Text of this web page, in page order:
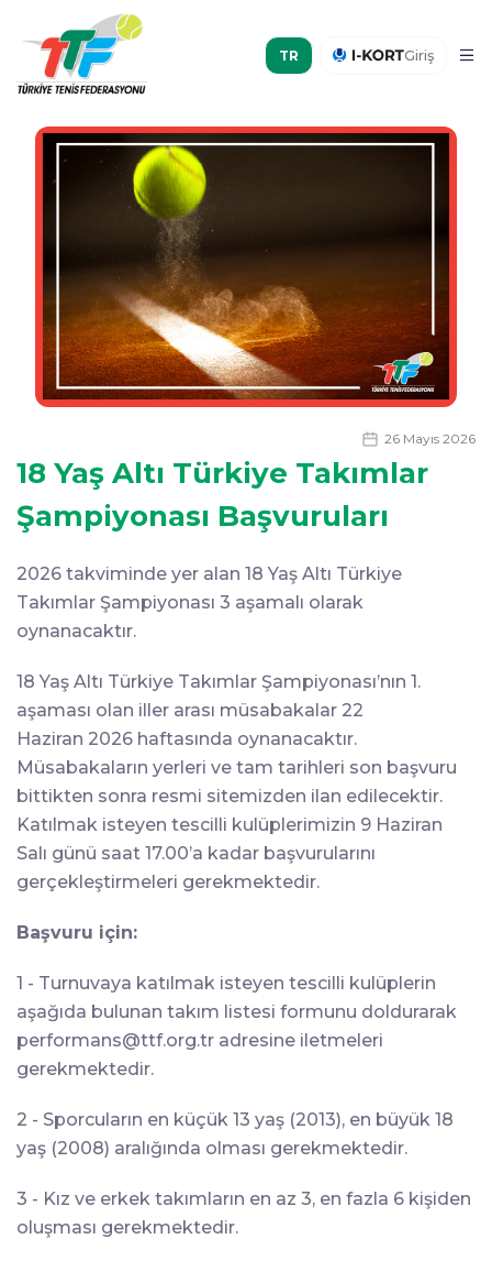
Giriş
26 Mayıs 2026
18 Yaş Altı Türkiye Takımlar
Şampiyonası Başvuruları
2026 takviminde yer alan 18 Yaş Altı Türkiye
Takımlar Şampiyonası 3 aşamalı olarak
oynanacaktır.
18 Yaş Altı Türkiye Takımlar Şampiyonası’nın 1.
aşaması olan iller arası müsabakalar 22
Haziran 2026 haftasında oynanacaktır.
Müsabakaların yerleri ve tam tarihleri son başvuru
bittikten sonra resmi sitemizden ilan edilecektir.
Katılmak isteyen tescilli kulüplerimizin 9 Haziran
Salı günü saat 17.00’a kadar başvurularını
gerçekleştirmeleri gerekmektedir.
Başvuru için:
1 - Turnuvaya katılmak isteyen tescilli kulüplerin
aşağıda bulunan takım listesi formunu doldurarak
performans@ttf.org.tr adresine iletmeleri
gerekmektedir.
2 - Sporcuların en küçük 13 yaş (2013), en büyük 18
yaş (2008) aralığında olması gerekmektedir.
3 - Kız ve erkek takımların en az 3, en fazla 6 kişiden
oluşması gerekmektedir.